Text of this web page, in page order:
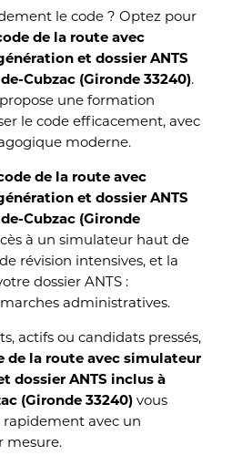
le code ? Optez pour
de la route avec
et dossier ANTS
Cubzac (Gironde 33240).
une formation
le code efficacement, avec
moderne.
de la route avec
et dossier ANTS
Cubzac (Gironde
à un simulateur haut de
révision intensives, et la
dossier ANTS :
administratives.
actifs ou candidats pressés,
de la route avec simulateur
dossier ANTS inclus à
(Gironde 33240) vous
avec un
mesure.